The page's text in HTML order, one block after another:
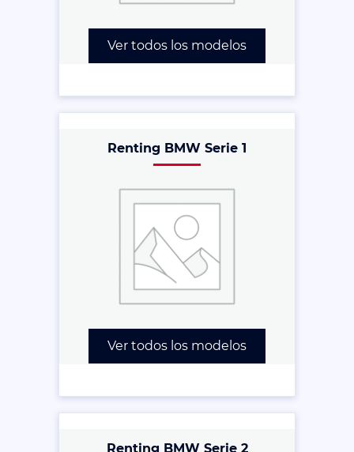
Ver todos los modelos
Renting BMW Serie 1
Ver todos los modelos
Renting BMW Serie 2